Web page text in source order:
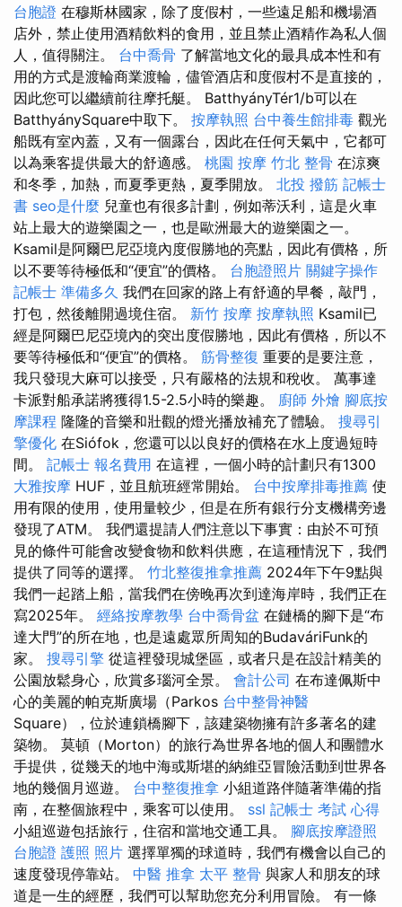
台胞證 在穆斯林國家，除了度假村，一些遠足船和機場酒
店外，禁止使用酒精飲料的食用，並且禁止酒精作為私人個
人，值得關注。 台中喬骨 了解當地文化的最具成本性和有
用的方式是渡輪商業渡輪，儘管酒店和度假村不是直接的，
因此您可以繼續前往摩托艇。 BatthyányTér1/b可以在
BatthyánySquare中取下。 按摩執照 台中養生館排毒 觀光
船既有室內蓋，又有一個露台，因此在任何天氣中，它都可
以為乘客提供最大的舒適感。 桃園 按摩 竹北 整骨 在涼爽
和冬季，加熱，而夏季更熱，夏季開放。 北投 撥筋 記帳士
書 seo是什麼 兒童也有很多計劃，例如蒂沃利，這是火車
站上最大的遊樂園之一，也是歐洲最大的遊樂園之一。
Ksamil是阿爾巴尼亞境內度假勝地的亮點，因此有價格，所
以不要等待極低和“便宜”的價格。 台胞證照片 關鍵字操作
記帳士 準備多久 我們在回家的路上有舒適的早餐，敲門，
打包，然後離開過境住宿。 新竹 按摩 按摩執照 Ksamil已
經是阿爾巴尼亞境內的突出度假勝地，因此有價格，所以不
要等待極低和“便宜”的價格。 筋骨整復 重要的是要注意，
我只發現大麻可以接受，只有嚴格的法規和稅收。 萬事達
卡派對船承諾將獲得1.5-2.5小時的樂趣。 廚師 外燴 腳底按
摩課程 隆隆的音樂和壯觀的燈光播放補充了體驗。 搜尋引
擎優化 在Siófok，您還可以以良好的價格在水上度過短時
間。 記帳士 報名費用 在這裡，一個小時的計劃只有1300
大雅按摩 HUF，並且航班經常開始。 台中按摩排毒推薦 使
用有限的使用，使用量較少，但是在所有銀行分支機構旁邊
發現了ATM。 我們還提請人們注意以下事實：由於不可預
見的條件可能會改變食物和飲料供應，在這種情況下，我們
提供了同等的選擇。 竹北整復推拿推薦 2024年下午9點與
我們一起踏上船，當我們在傍晚再次到達海岸時，我們正在
寫2025年。 經絡按摩教學 台中喬骨盆 在鏈橋的腳下是“布
達大門”的所在地，也是遠處眾所周知的BudaváriFunk的
家。 搜尋引擎 從這裡發現城堡區，或者只是在設計精美的
公園放鬆身心，欣賞多瑙河全景。 會計公司 在布達佩斯中
心的美麗的帕克斯廣場（Parkos 台中整骨神醫
Square），位於連鎖橋腳下，該建築物擁有許多著名的建
築物。 莫頓（Morton）的旅行為世界各地的個人和團體水
手提供，從幾天的地中海或斯堪的納維亞冒險活動到世界各
地的幾個月巡遊。 台中整復推拿 小組道路伴隨著準備的指
南，在整個旅程中，乘客可以使用。 ssl 記帳士 考試 心得
小組巡遊包括旅行，住宿和當地交通工具。 腳底按摩證照
台胞證 護照 照片 選擇單獨的球道時，我們有機會以自己的
速度發現停靠站。 中醫 推拿 太平 整骨 與家人和朋友的球
道是一生的經歷，我們可以幫助您充分利用冒險。 有一條